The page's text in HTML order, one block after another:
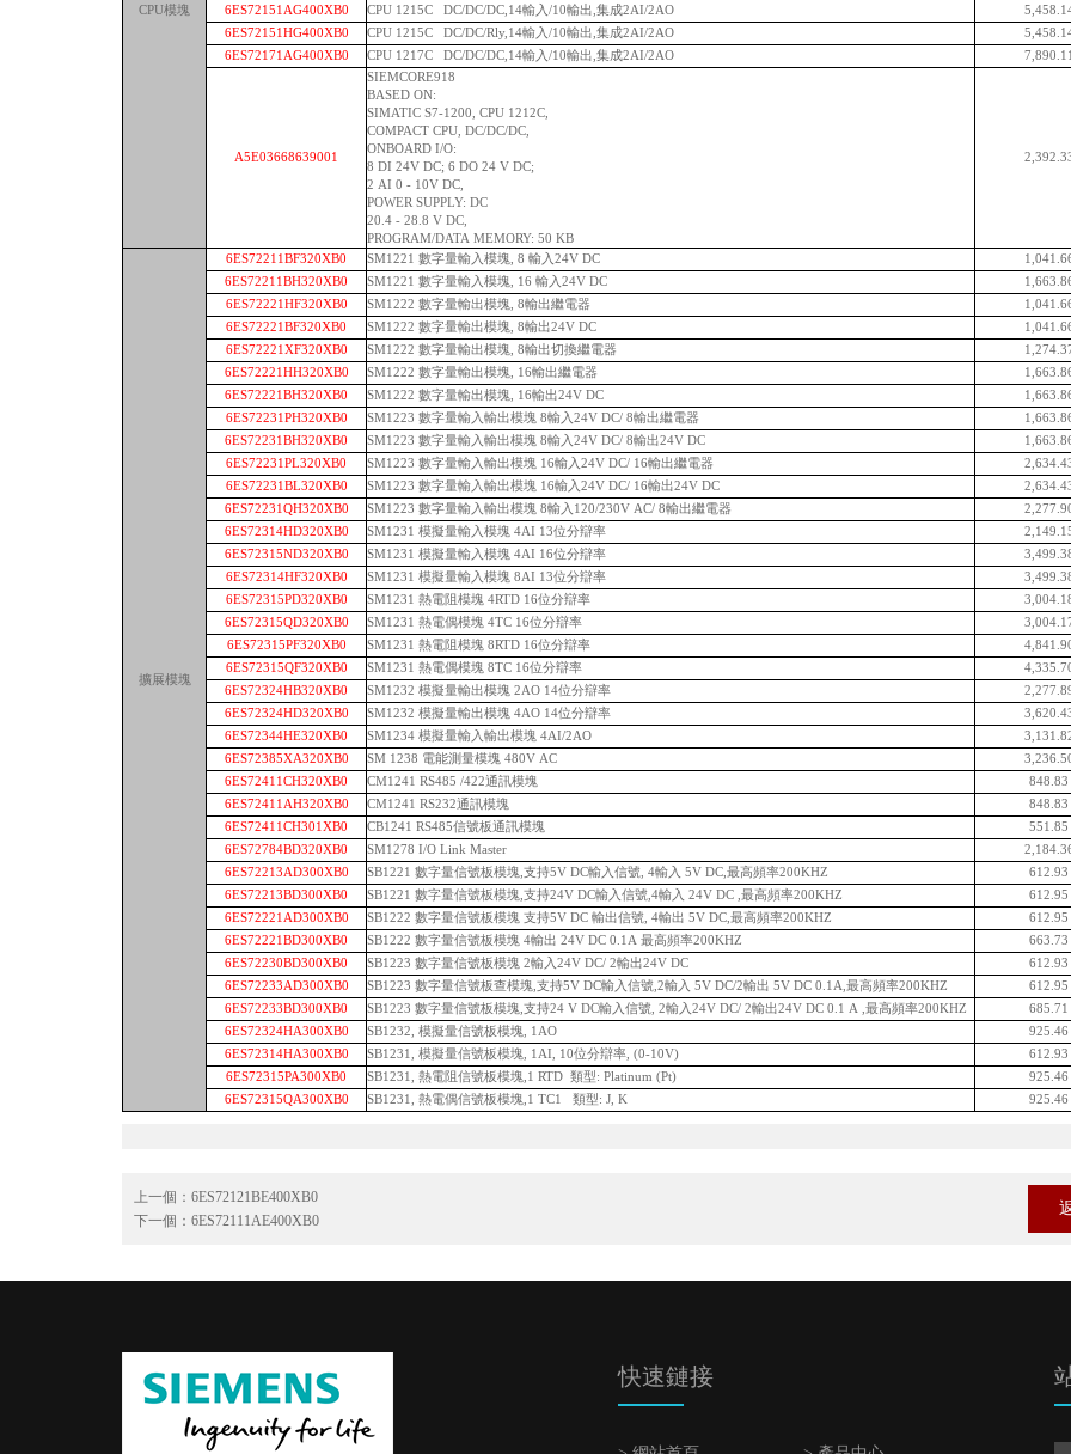
CPU模塊
6ES72151AG400XB0
CPU 1215C DC/DC/DC,14輸入/10輸出,集成2AI/2AO
6ES72151HG400XB0
CPU 1215C DC/DC/Rly,14輸入/10輸出,集成2AI/2AO
6ES72171AG400XB0
CPU 1217C DC/DC/DC,14輸入/10輸出,集成2AI/2AO 7,890.11
A5E03668639001
SIEMCORE918
BASED ON:
SIMATIC S7-1200, CPU 1212C,
COMPACT CPU, DC/DC/DC,
ONBOARD I/O:
8 DI 24V DC; 6 DO 24 V DC;
2 AI 0 - 10V DC,
POWER SUPPLY: DC
20.4 - 28.8 V DC,
PROGRAM/DATA MEMORY: 50 KB
擴展模塊
6ES72211BF320XB0 SM1221 數字量輸入模塊, 8 輸入24V DC
6ES72211BH320XB0
SM1221 數字量輸入模塊, 16 輸入24V DC
6ES72221HF320XB0
SM1222 數字量輸出模塊, 8輸出繼電器
6ES72221BF320XB0
SM1222 數字量輸出模塊, 8輸出24V DC
6ES72221XF320XB0
SM1222 數字量輸出模塊, 8輸出切換繼電器
6ES72221HH320XB0
SM1222 數字量輸出模塊, 16輸出繼電器
6ES72221BH320XB0
SM1222 數字量輸出模塊, 16輸出24V DC
6ES72231PH320XB0
SM1223 數字量輸入輸出模塊 8輸入24V DC/ 8輸出繼電器
6ES72231BH320XB0
SM1223 數字量輸入輸出模塊 8輸入24V DC/ 8輸出24V DC
6ES72231PL320XB0
SM1223 數字量輸入輸出模塊 16輸入24V DC/ 16輸出繼電器
6ES72231BL320XB0
SM1223 數字量輸入輸出模塊 16輸入24V DC/ 16輸出24V DC
6ES72231QH320XB0
SM1223 數字量輸入輸出模塊 8輸入120/230V AC/ 8輸出繼電器
6ES72314HD320XB0
SM1231 模擬量輸入模塊 4AI 13位分辯率
6ES72315ND320XB0
SM1231 模擬量輸入模塊 4AI 16位分辯率
6ES72314HF320XB0
SM1231 模擬量輸入模塊 8AI 13位分辯率
6ES72315PD320XB0
SM1231 熱電阻模塊 4RTD 16位分辯率
6ES72315QD320XB0
SM1231 熱電偶模塊 4TC 16位分辯率
6ES72315PF320XB0
SM1231 熱電阻模塊 8RTD 16位分辯率
6ES72315QF320XB0
SM1231 熱電偶模塊 8TC 16位分辯率
6ES72324HB320XB0
SM1232 模擬量輸出模塊 2AO 14位分辯率
6ES72324HD320XB0
SM1232 模擬量輸出模塊 4AO 14位分辯率
6ES72344HE320XB0
SM1234 模擬量輸入輸出模塊 4AI/2AO
6ES72385XA320XB0
SM 1238 電能測量模塊 480V AC
6ES72411CH320XB0
CM1241 RS485 /422通訊模塊
848.83
6ES72411AH320XB0
CM1241 RS232通訊模塊
848.83
6ES72411CH301XB0
CB1241 RS485信號板通訊模塊
551.85
6ES72784BD320XB0
SM1278 I/O Link Master
6ES72213AD300XB0
SB1221 數字量信號板模塊,支持5V DC輸入信號, 4輸入 5V DC,最高頻率200KHZ
612.93
6ES72213BD300XB0
SB1221 數字量信號板模塊,支持24V DC輸入信號,4輸入 24V DC ,最高頻率200KHZ
612.95
6ES72221AD300XB0
SB1222 數字量信號板模塊 支持5V DC 輸出信號, 4輸出 5V DC,最高頻率200KHZ
612.95
6ES72221BD300XB0
SB1222 數字量信號板模塊 4輸出 24V DC 0.1A 最高頻率200KHZ
663.73
6ES72230BD300XB0
SB1223 數字量信號板模塊 2輸入24V DC/ 2輸出24V DC
612.93
6ES72233AD300XB0
SB1223 數字量信號板查模塊,支持5V DC輸入信號,2輸入 5V DC/2輸出 5V DC 0.1A,最高頻率200KHZ
612.95
6ES72233BD300XB0
SB1223 數字量信號板模塊,支持24 V DC輸入信號, 2輸入24V DC/ 2輸出24V DC 0.1 A ,最高頻率200KHZ
685.71
6ES72324HA300XB0
SB1232, 模擬量信號板模塊, 1AO
925.46
6ES72314HA300XB0
SB1231, 模擬量信號板模塊, 1AI, 10位分辯率, (0-10V)
612.93
6ES72315PA300XB0
SB1231, 熱電阻信號板模塊,1 RTD 類型: Platinum (Pt)
925.46
6ES72315QA300XB0
SB1231, 熱電偶信號板模塊,1 TC1 類型: J, K 925.46
上一個： 6ES72121BE400XB0
下一個： 6ES72111AE400XB0
快速鏈接